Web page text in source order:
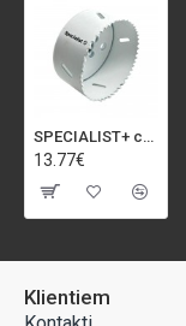
SPECIALIST+ caurumu zāģis BI-METAL, 92 mm
13.77€
Klientiem